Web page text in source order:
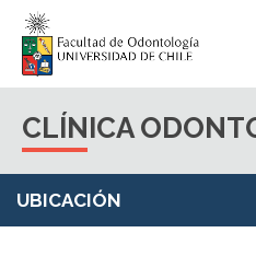
CLÍNICA
UBICACIÓN